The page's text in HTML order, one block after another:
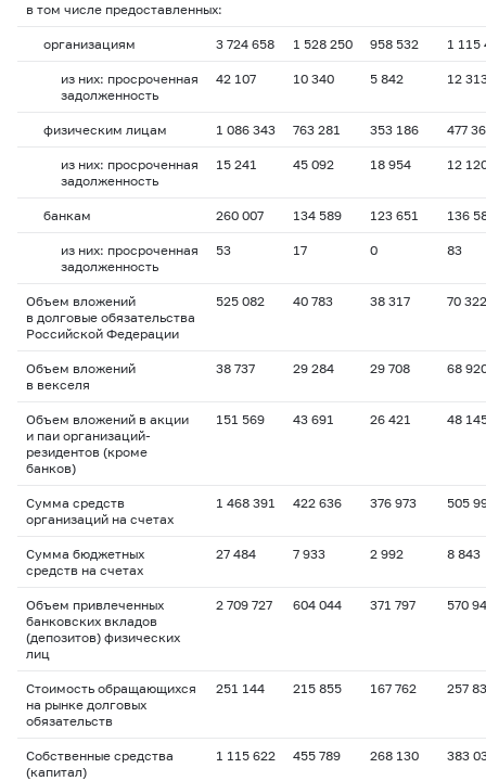
в том числе предоставленных:
организациям 3 724 658 1 528 250 958 532 1 115
из них: просроченная
задолженность
42 107 10 340 5 842 12
физическим лицам 1 086 343 763 281 353 186 477
из них: просроченная
задолженность
15 241 45 092 18 954 12
банкам 260 007 134 589 123 651 136
из них: просроченная
задолженность
53 17 0 83
Объем вложений
в долговые обязательства
Российской Федерации
525 082 40 783 38 317 70 322
Объем вложений
в векселя
38 737 29 284 29 708 68
Объем вложений в акции
и паи организаций-
резидентов (кроме
банков)
151 569 43 691 26 421 48
Сумма средств
организаций на счетах
1 468 391 422 636 376 973 505
Сумма бюджетных
средств на счетах
27 484 7 933 2 992 8 843
Объем привлеченных
банковских вкладов
(депозитов) физических
лиц
2 709 727 604 044 371 797 570
Стоимость обращающихся
на рынке долговых
обязательств
251 144 215 855 167 762 257
Собственные средства
(капитал)
1 115 622 455 789 268 130 383